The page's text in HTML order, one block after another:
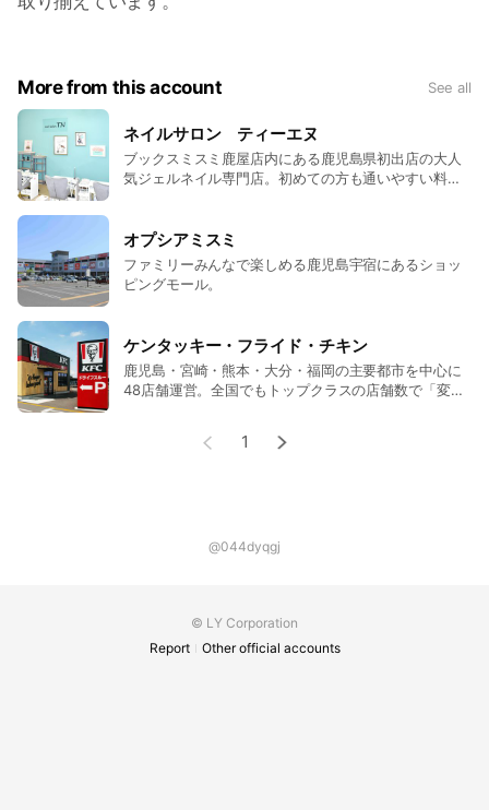
More from this account See all
ネイルサロン ティーエヌ
ブックスミスミ鹿屋店内にある鹿児島県初出店の大人
気ジェルネイル専門店。初めての方も通いやすい料金
オプシアミスミ
ファミリーみんなで楽しめる鹿児島宇宿にあるショッ
ピングモール。
ケンタッキー・フライド・チキン
鹿児島・宮崎・熊本・大分・福岡の主要都市を中心に
48店舗運営。全国でもトップクラスの店舗数で「変わ
1
@044dyqgj
© LY Corporation
Report
Other official accounts